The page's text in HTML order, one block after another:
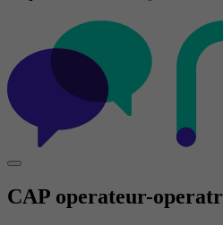
CAP operateur-